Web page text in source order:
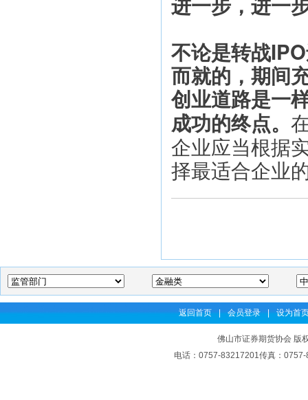
不论是转战
而就的，期间
创业道路是一
成功的终点。
企业应当根据
择最适合企业
返回首页 | 会员登录 | 设为首
佛山市证券期货协会 版
电话：0757-83217201传真：